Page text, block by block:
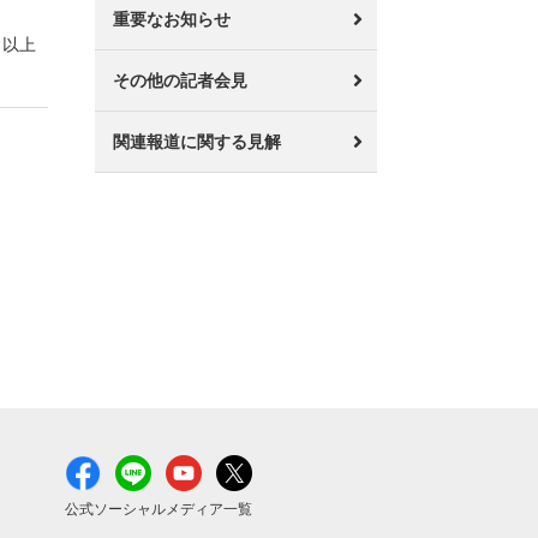
以上
重要なお知らせ
その他の記者会見
関連報道に関する見解
公式ソーシャルメディア一覧